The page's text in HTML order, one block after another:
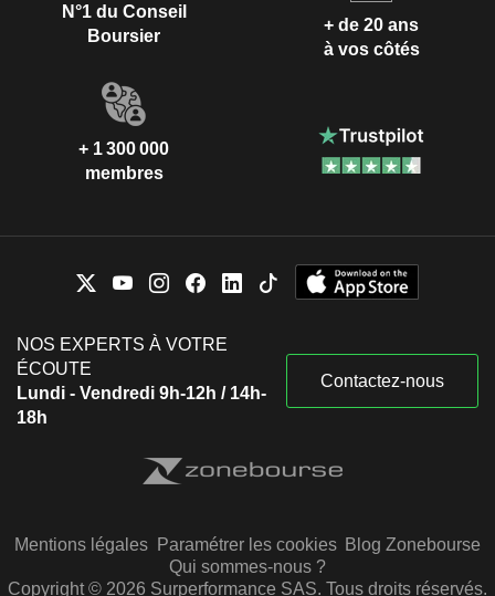
N°1 du Conseil
Boursier
+ de 20 ans
à vos côtés
+ 1 300 000
membres
NOS EXPERTS À VOTRE
ÉCOUTE
Lundi - Vendredi 9h-12h / 14h-
18h
Contactez-nous
Mentions légales Paramétrer les cookies Blog Zonebourse
Qui sommes-nous ?
Copyright © 2026 Surperformance SAS. Tous droits réservés.